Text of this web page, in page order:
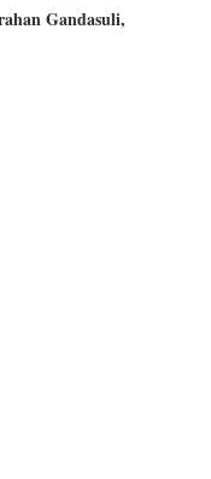
Gandasuli,